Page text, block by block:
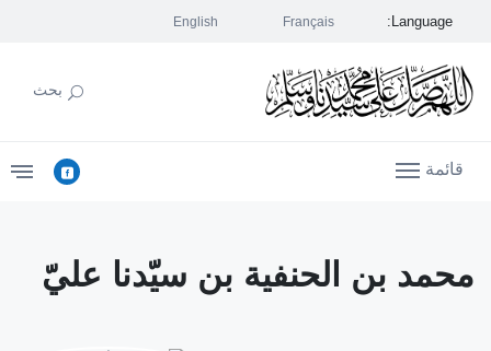
Language:
English Français
بحث
قائمة
محمد بن الحنفية بن سيّدنا عليّ